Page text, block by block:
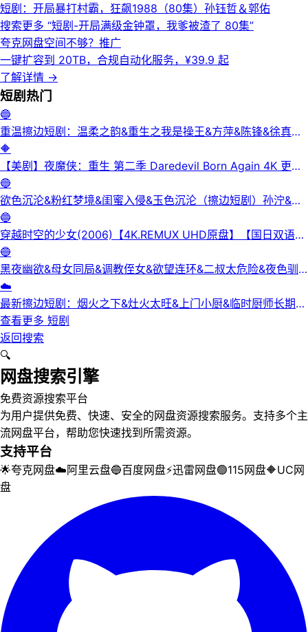
短剧：开局暴打村霸，狂飙1988（80集）孙钰哲＆郭佑
搜索更多 “短剧-开局满级金钟罩，我爹被渣了 80集”
夸克网盘空间不够？ 推广
一键扩容到 20TB，合规自动化服务，¥39.9 起
了解详情 →
短剧 热门
🔵
重温擦边短剧：温柔之韵&重生之我是操王&方萍&陈锋&徐真真
&老刘又胖啦&刘倩宇
🔶
【美剧】夜魔侠：重生 第二季 Daredevil Born Again 4K 更新
3集
🔵
欲色沉沦&粉红梦境&闺蜜入侵&玉色沉沦（擦边短剧）孙泞&王
正洁
🔵
穿越时空的少女(2006)【4K.REMUX UHD原盘】【国日双语】
【中文字幕】【爱情/科幻】
🔵
黑夜幽欲&母女同局&调教侄女&欲望连环&二叔太危险&夜色驯
服&黑夜欲牢（完整版）最新擦边短剧
☁️
最新擦边短剧：烟火之下&灶火太旺&上门小厨&临时厨师长期关
系&锅边失守（完整版）
查看更多 短剧
返回搜索
🔍
网盘搜索引擎
免费资源搜索平台
为用户提供免费、快速、安全的网盘资源搜索服务。支持多个主
流网盘平台，帮助您快速找到所需资源。
支持平台
🌟夸克网盘☁️阿里云盘🔵百度网盘⚡迅雷网盘🟢115网盘🔶UC网
盘